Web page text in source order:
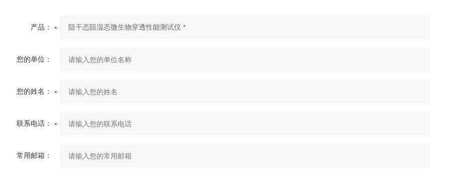
产品：
您的单位：
您的姓名：
联系电话：
常用邮箱：